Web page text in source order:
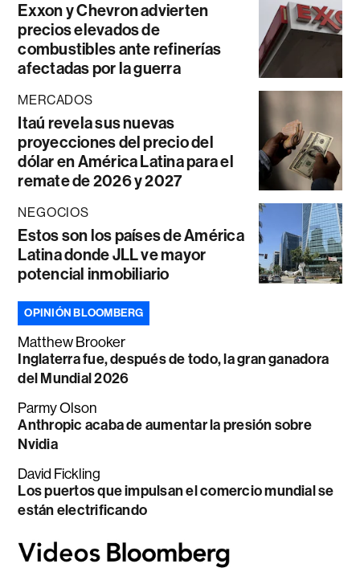
Exxon y Chevron advierten
precios elevados de
combustibles ante refinerías
afectadas por la guerra
MERCADOS
Itaú revela sus nuevas
proyecciones del precio del
dólar en América Latina para el
remate de 2026 y 2027
NEGOCIOS
Estos son los países de América
Latina donde JLL ve mayor
potencial inmobiliario
OPINIÓN BLOOMBERG
Matthew Brooker
Inglaterra fue, después de todo, la gran ganadora
del Mundial 2026
Parmy Olson
Anthropic acaba de aumentar la presión sobre
Nvidia
David Fickling
Los puertos que impulsan el comercio mundial se
están electrificando